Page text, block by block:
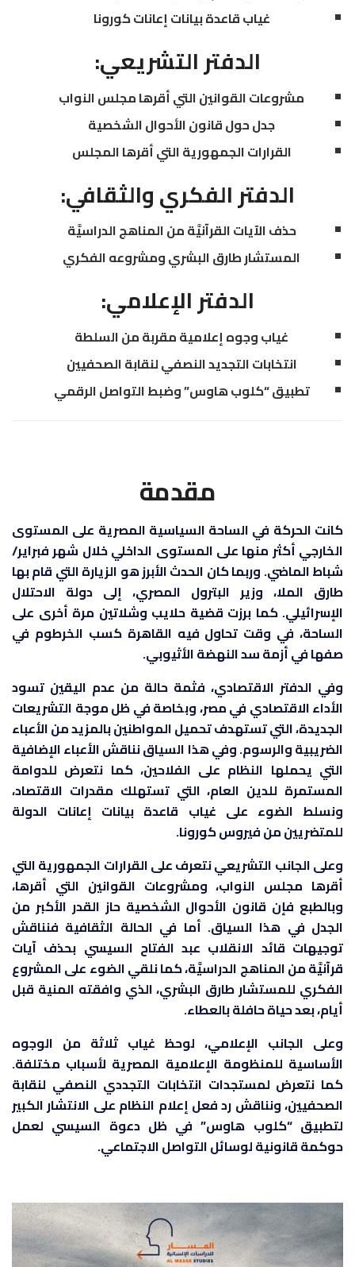
غياب قاعدة بيانات إعانات كورونا
الدفتر التشريعي:
مشروعات القوانين التي أقرها مجلس النواب
جدل حول قانون الأحوال الشخصية
القرارات الجمهورية التي أقرها المجلس
الدفتر الفكري والثقافي:
حذف الآيات القرآنيَّة من المناهج الدراسيَّة
المستشار طارق البشري ومشروعه الفكري
الدفتر الإعلامي:
غياب وجوه إعلامية مقربة من السلطة
انتخابات التجديد النصفي لنقابة الصحفيين
تطبيق “كلوب هاوس” وضبط التواصل الرقمي
مقدمة
كانت الحركة في الساحة السياسية المصرية على المستوى
الخارجي أكثر منها على المستوى الداخلي خلال شهر فبراير/
شباط الماضي. وربما كان الحدث الأبرز هو الزيارة التي قام بها
طارق الملا، وزير البترول المصري، إلى دولة الاحتلال
الإسرائيلي. كما برزت قضية حلايب وشلاتين مرة أخرى على
الساحة، في وقت تحاول فيه القاهرة كسب الخرطوم في
صفها في أزمة سد النهضة الأثيوبي.
وفي الدفتر الاقتصادي، فثمة حالة من عدم اليقين تسود
الأداء الاقتصادي في مصر، وبخاصة في ظل موجة التشريعات
الجديدة، التي تستهدف تحميل المواطنين بالمزيد من الأعباء
الضريبية والرسوم. وفي هذا السياق نناقش الأعباء الإضافية
التي يحملها النظام على الفلاحين، كما نتعرض للدوامة
المستمرة للدين العام، التي تستهلك مقدرات الاقتصاد،
ونسلط الضوء على غياب قاعدة بيانات إعانات الدولة
للمتضريين من فيروس كورونا.
وعلى الجانب التشريعي نتعرف على القرارات الجمهورية التي
أقرها مجلس النواب، ومشروعات القوانين التي أقرها،
وبالطبع فإن قانون الأحوال الشخصية حاز القدر الأكبر من
الجدل في هذا السياق. أما في الحالة الثقافية فنناقش
توجيهات قائد الانقلاب عبد الفتاح السيسي بحذف آيات
قرآنيَّة من المناهج الدراسيَّة، كما نلقي الضوء على المشروع
الفكري للمستشار طارق البشري، الذي وافقته المنية قبل
أيام، بعد حياة حافلة بالعطاء.
وعلى الجانب الإعلامي، لوحظ غياب ثلاثة من الوجوه
الأساسية للمنظومة الإعلامية المصرية لأسباب مختلفة.
كما نتعرض لمستجدات انتخابات التجددي النصفي لنقابة
الصحفيين، ونناقش رد فعل إعلام النظام على الانتشار الكبير
لتطبيق “كلوب هاوس” في ظل دعوة السيسي لعمل
حوكمة قانونية لوسائل التواصل الاجتماعي.